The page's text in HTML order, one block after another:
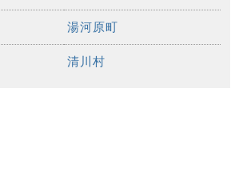
湯河原町
清川村